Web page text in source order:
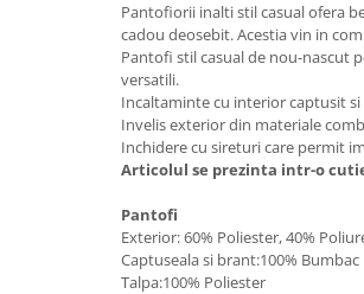
Pantofiorii inalti stil casual ofera
cadou deosebit. Acestia vin in
Pantofi stil casual de nou-nascut
versatili.
Incaltaminte cu interior captusit
Invelis exterior din materiale
Inchidere cu sireturi care permit
Articolul se prezinta intr-o
Pantofi
Exterior: 60% Poliester, 40%
Captuseala si brant:100% Bumbac
Talpa:100% Poliester